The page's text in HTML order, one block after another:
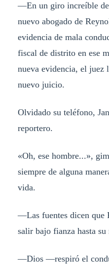
—En un giro increíble
nuevo abogado de
evidencia de mala
fiscal de distrito en ese
nueva evidencia, el juez
nuevo juicio.
Olvidado su teléfono,
reportero.
«Oh, ese hombre...»,
siempre de alguna
vida.
—Las fuentes dicen que
salir bajo fianza hasta
—Dios —respiró el